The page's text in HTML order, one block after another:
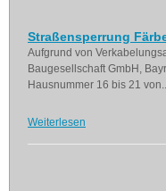
Straßensperrung
Aufgrund von
Baugesellschaft GmbH,
Hausnummer 16 bis 21
Weiterlesen